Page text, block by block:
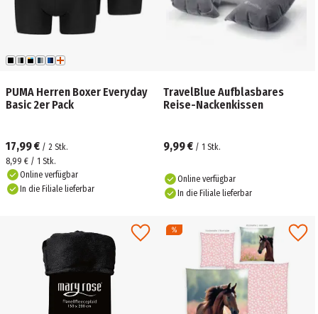
PUMA Herren Boxer Everyday
Basic 2er Pack
17,99 € / 2 Stk.
8,99 € / 1 Stk.
Online verfügbar
In die Filiale lieferbar
TravelBlue Aufblasbares
Reise-Nackenkissen
9,99 € / 1 Stk.
Online verfügbar
In die Filiale lieferbar